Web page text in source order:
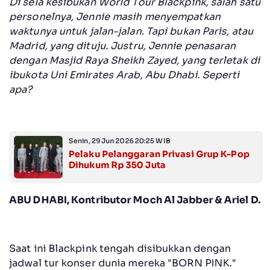
personelnya, Jennie masih menyempatkan
waktunya untuk jalan-jalan. Tapi bukan Paris, atau
Madrid, yang dituju. Justru, Jennie penasaran
dengan Masjid Raya Sheikh Zayed, yang terletak di
ibukota Uni Emirates Arab, Abu Dhabi. Seperti
apa?
Senin, 29 Jun 2026 20:25 WIB
Pelaku Pelanggaran Privasi Grup K-Pop
Dihukum Rp 350 Juta
ABU DHABI, Kontributor Moch Al Jabber & Ariel D.
Saat ini Blackpink tengah disibukkan dengan
jadwal tur konser dunia mereka "BORN PINK."